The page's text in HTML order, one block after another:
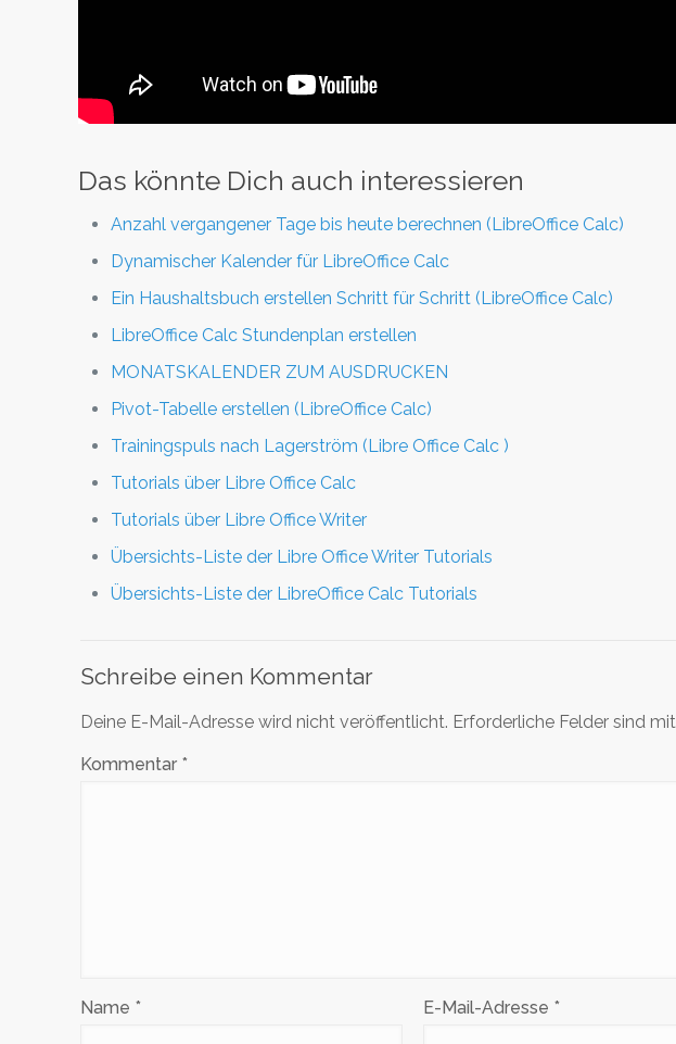
Das könnte Dich auch interessieren
Anzahl vergangener Tage bis heute berechnen (LibreOffice Calc)
Dynamischer Kalender für LibreOffice Calc
Ein Haushaltsbuch erstellen Schritt für Schritt (LibreOffice Calc)
LibreOffice Calc Stundenplan erstellen
MONATSKALENDER ZUM AUSDRUCKEN
Pivot-Tabelle erstellen (LibreOffice Calc)
Trainingspuls nach Lagerström (Libre Office Calc )
Tutorials über Libre Office Calc
Tutorials über Libre Office Writer
Übersichts-Liste der Libre Office Writer Tutorials
Übersichts-Liste der LibreOffice Calc Tutorials
Schreibe einen Kommentar
Deine E-Mail-Adresse wird nicht veröffentlicht. Erforderliche Felder sind mit
Kommentar *
Name * E-Mail-Adresse *